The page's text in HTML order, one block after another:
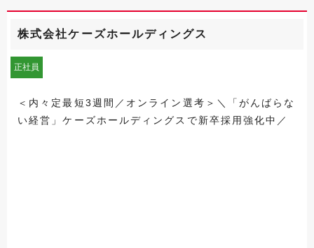
株式会社ケーズホールディングス
正社員
＜内々定最短3週間／オンライン選考＞＼「がんばらな
い経営」ケーズホールディングスで新卒採用強化中／